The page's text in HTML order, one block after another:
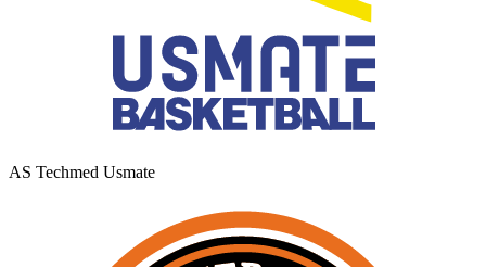
AS Techmed Usmate